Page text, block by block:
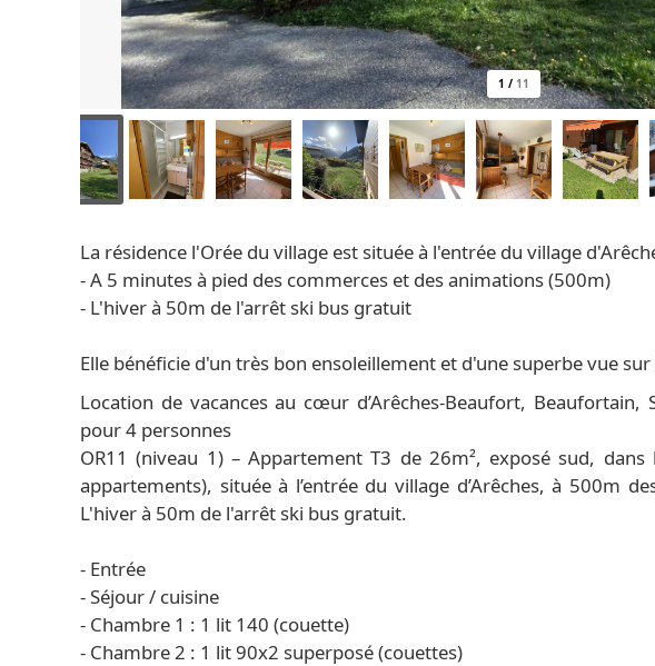
1 / 11
La résidence l'Orée du village est située à l'entrée du village
- A 5 minutes à pied des commerces et des animations (500m)
- L'hiver à 50m de l'arrêt ski bus gratuit
Elle bénéficie d'un très bon ensoleillement et d'une superbe vue sur
Location de vacances au cœur d’Arêches-Beaufort, Beaufortain,
pour 4 personnes
OR11 (niveau 1) – Appartement T3 de 26m², exposé sud,
appartements), située à l’entrée du village d’Arêches, à 500m
L'hiver à 50m de l'arrêt ski bus gratuit.
- Entrée
- Séjour / cuisine
- Chambre 1 : 1 lit 140 (couette)
- Chambre 2 : 1 lit 90x2 superposé (couettes)